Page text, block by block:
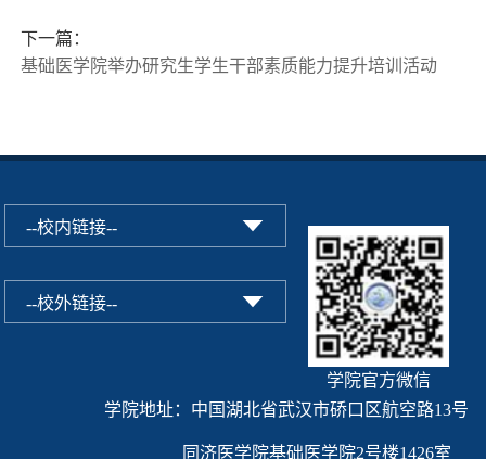
下一篇：
基础医学院举办研究生学生干部素质能力提升培训活动
学院官方微信
学院地址：中国湖北省武汉市硚口区航空路13号
同济医学院基础医学院2号楼1426室